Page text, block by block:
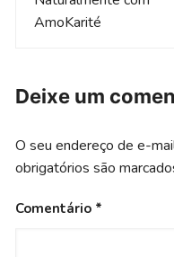
AmoKarité
Deixe um
O seu endereço de e-
obrigatórios são
Comentário *